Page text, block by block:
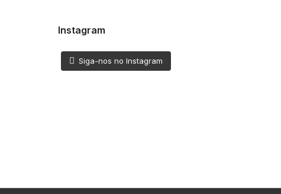
Instagram
Siga-nos no Instagram